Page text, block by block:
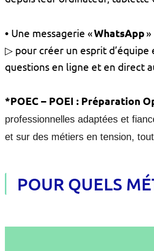
• Une messagerie «WhatsApp»
▷ pour créer un esprit
questions en ligne et en direct
*POEC – POEI : Préparation
professionnelles adaptées et
et sur des métiers en tension,
POUR QUELS